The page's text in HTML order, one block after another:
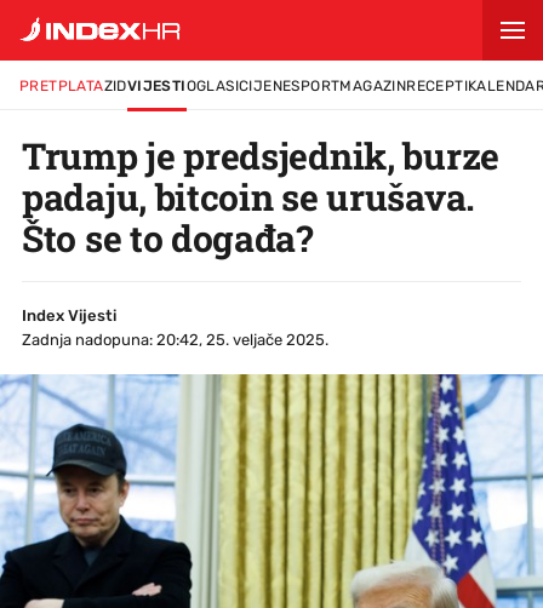
PRETPLATAZIDVIJESTIOGLASICIJENESPORTMAGAZINRECEPTI
Trump je predsjednik, burze
padaju, bitcoin se urušava.
Što se to događa?
Index Vijesti
Zadnja nadopuna: 20:42, 25. veljače 2025.